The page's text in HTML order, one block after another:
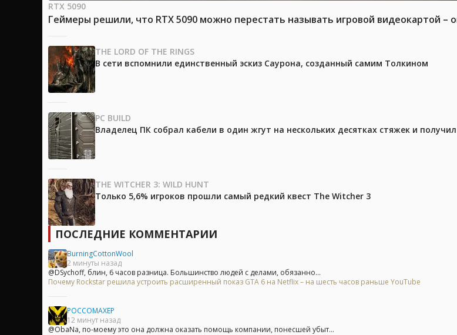
RTX 5090
Геймеры решили, что RTX 5090 можно перестать называть игровой видеокартой –
THE LORD OF THE RINGS
В сети вспомнили единственный эскиз Саурона, созданный самим Толкином
PC BUILD
Владелец ПК собрал кабели в один жгут на нескольких десятках стяжек и
THE WITCHER 3: WILD HUNT
Только 5,6% игроков прошли самый редкий квест The Witcher 3
ПОСЛЕДНИЕ КОММЕНТАРИИ
BurningCottonWool
2 минуты назад
@DSychoff, блин, 6 часов разница. Большинство людей с делами, обязанно...
Почему Rockstar решила устроить расширенный показ GTA 6 на Netflix – на шесть часов раньше YouTube
POCCOMAXEP
12 минут назад
@ObaNa, по-моему это она должна оказать помощь компании, понесшей убыт...